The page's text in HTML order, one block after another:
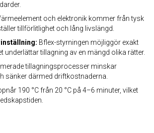
och elektronik kommer från tysk
tillförlitlighet och lång livslängd.
Bflex-styrningen möjliggör exakt
underlättar tillagning av en mängd olika rätter.
tillagningsprocesser minskar
sänker därmed driftkostnaderna.
190 °C från 20 °C på 4–6 minuter, vilket